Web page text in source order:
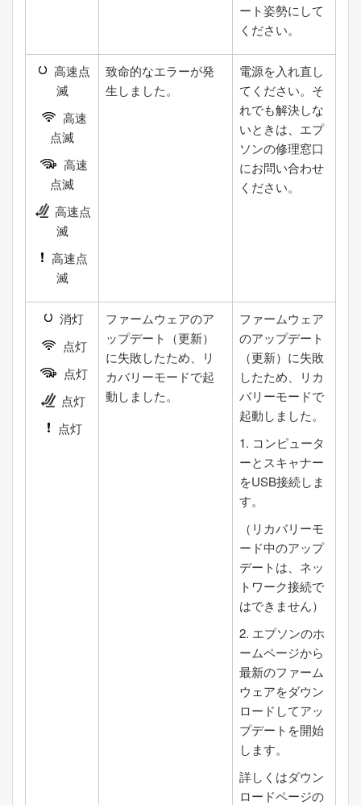
ート姿勢にして
ください。
高速点
滅
高速
点滅
高速
点滅
高速点
滅
高速点
滅
致命的なエラーが発
生しました。
電源を入れ直し
てください。そ
れでも解決しな
いときは、エプ
ソンの修理窓口
にお問い合わせ
ください。
消灯
点灯
点灯
点灯
点灯
ファームウェアのア
ップデート（更新）
に失敗したため、リ
カバリーモードで起
動しました。
ファームウェア
のアップデート
（更新）に失敗
したため、リカ
バリーモードで
起動しました。
1. コンピュータ
ーとスキャナー
をUSB接続しま
す。
（リカバリーモ
ード中のアップ
デートは、ネッ
トワーク接続で
はできません）
2. エプソンのホ
ームページから
最新のファーム
ウェアをダウン
ロードしてアッ
プデートを開始
します。
詳しくはダウン
ロードページの